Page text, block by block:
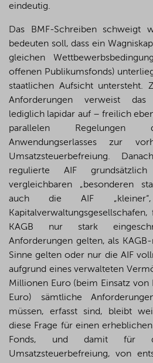
eindeutig.
Das BMF-Schreiben schweigt
bedeuten soll, dass ein
gleichen
offenen Publikumsfonds)
staatlichen Aufsicht untersteht.
Anforderungen verweist das
lediglich lapidar auf – freilich
parallelen Regelungen
Anwendungserlasses zur
Umsatzsteuerbefreiung.
regulierte AIF
vergleichbaren „besonderen
auch die AIF
KAGB nur stark
Anforderungen gelten, als
Sinne gelten oder nur die AIF
aufgrund eines verwalteten
Millionen Euro (beim Einsatz
Euro) sämtliche
müssen, erfasst sind, bleibt
diese Frage für einen
Fonds, und damit für
Umsatzsteuerbefreiung, von